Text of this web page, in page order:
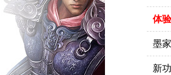
体
墨
新